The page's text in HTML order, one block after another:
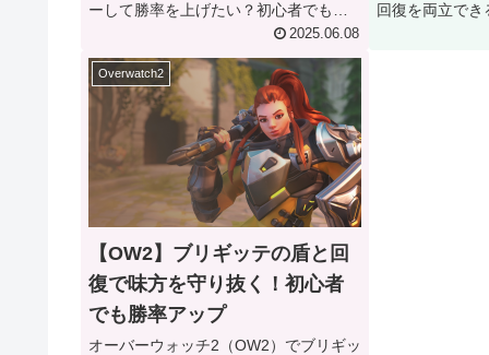
ーして勝率を上げたい？初心者でも扱
いやすいライフウィーバーの「ヒーリ
フォーム」を活かし、チームを勝利に
導く立ち回りとアンチピック対策を...
2025.06.08
回復を両立で
Overwatch2
【OW2】ブリギッテの盾と回
復で味方を守り抜く！初心者
でも勝率アップ
オーバーウォッチ2（OW2）でブリギッ